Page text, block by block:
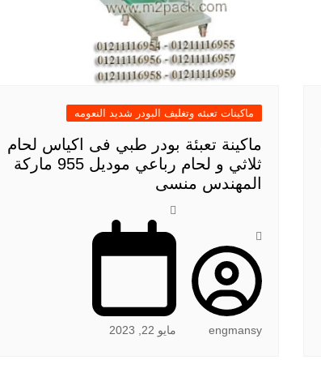
ماكينات تعبئه وتغليف البودر شديد النعومه
ماكينة تعبئة بودر طبي فى اكياس لحام
ثلاثي و لحام رباعي موديل 955 ماركة
المهندس منسى
engmansy مايو 22, 2023